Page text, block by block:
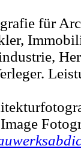
für